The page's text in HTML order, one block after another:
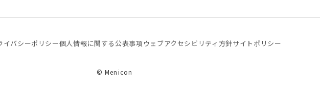
イバシーポリシー個⼈情報に関する公表事項 ウェブアクセシビリティ方針サイトポリシー
© Menicon